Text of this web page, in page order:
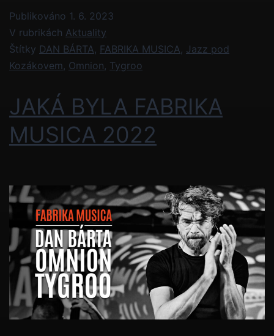
Publikováno 1. 6. 2023
V rubrikách Aktuality
Štítky DAN BÁRTA, FABRIKA MUSICA, Jazz pod
Kozákovem, Omnion, Tygroo
JAKÁ BYLA FABRIKA
MUSICA 2022